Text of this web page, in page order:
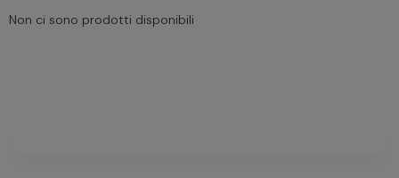
Non ci sono prodotti disponibili